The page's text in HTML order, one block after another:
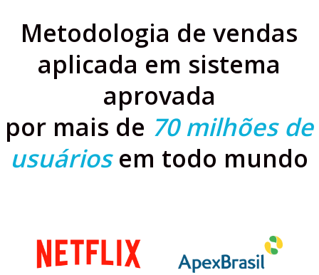
Metodologia de vendas
aplicada em sistema
aprovada
por mais de 70 milhões de
usuários em todo mundo